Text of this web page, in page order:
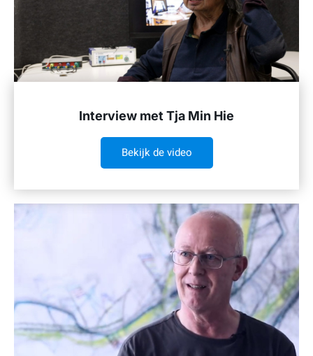
Interview met Tja Min Hie
Bekijk de video